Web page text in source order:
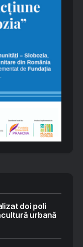
doi poli
urbană